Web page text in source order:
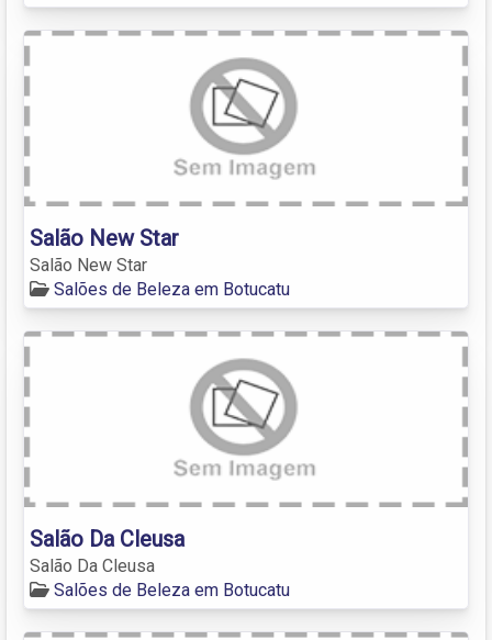
Salão New Star
Salão New Star
Salões de Beleza em Botucatu
Salão Da Cleusa
Salão Da Cleusa
Salões de Beleza em Botucatu